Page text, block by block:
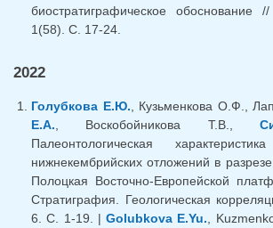
биостратиграфическое обоснование
1(58). С. 17-24.
2022
Голубкова Е.Ю. , Кузьменкова О.Ф.,
Е.А. , Воскобойникова Т.В.,
Палеонтологическая
нижнекембрийских отложений в
Полоцкая Восточно-Европейской
Стратиграфия. Геологическая
6. С. 1-19. | Golubkova E.Yu. ,